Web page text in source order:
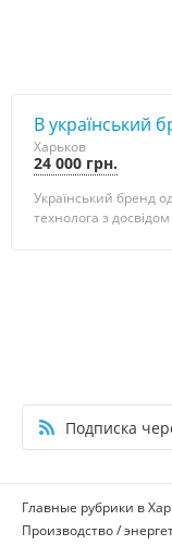
В український
Харьков
24 000 грн.
Український бренд
технолога з
Подписка
Главные рубрики в
Производство /